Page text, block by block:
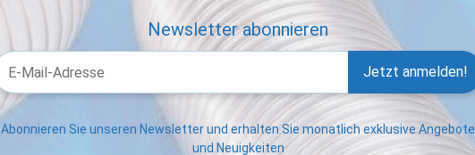
Newsletter abonnieren
Jetzt anmelden!
Abonnieren Sie unseren Newsletter und erhalten Sie monatlich exklusive Angebote
und Neuigkeiten